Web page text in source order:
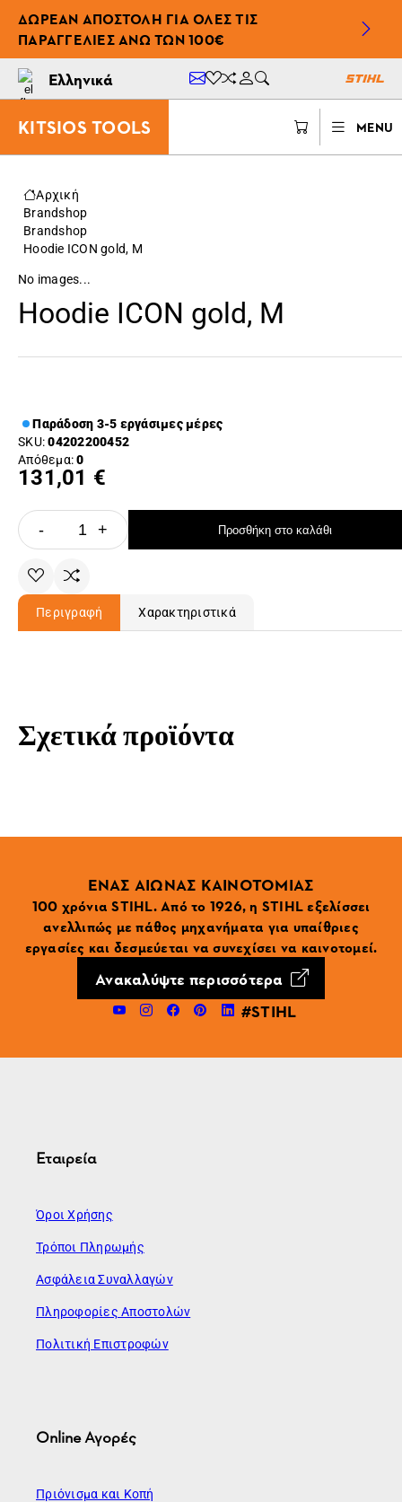
ΔΩΡΕΆΝ ΑΠΟΣΤΟΛΉ ΓΙΑ ΌΛΕΣ ΤΙΣ
ΠΑΡΑΓΓΕΛΊΕΣ ΆΝΩ ΤΩΝ 100€
Ελληνικά
KITSIOS TOOLS MENU
Αρχική
Brandshop
Brandshop
Hoodie ICON gold, M
No images...
Hoodie ICON gold, M
Παράδοση 3-5 εργάσιμες μέρες
SKU:04202200452
Απόθεμα:0
131,01 €
- + Προσθήκη στο καλάθι
Περιγραφή Χαρακτηριστικά
Σχετικά προϊόντα
ΕΝΑΣ ΑΙΩΝΑΣ ΚΑΙΝΟΤΟΜΙΑΣ
100 χρόνια STIHL. Από το 1926, η STIHL εξελίσσει
ανελλιπώς με πάθος μηχανήματα για υπαίθριες
εργασίες και δεσμεύεται να συνεχίσει να καινοτομεί.
Ανακαλύψτε περισσότερα
#STIHL
Εταιρεία
Όροι Χρήσης
Τρόποι Πληρωμής
Ασφάλεια Συναλλαγών
Πληροφορίες Αποστολών
Πολιτική Επιστροφών
Online Αγορές
Πριόνισμα και Κοπή